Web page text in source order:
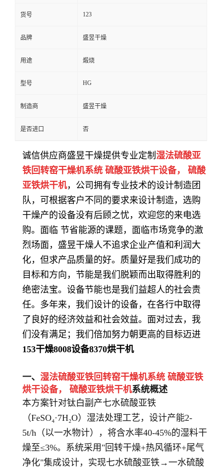
货号 123
品牌 盛昱干燥
用途 煅烧
型号 HG
制造商 盛昱干燥
是否进口 否
诚信供应商盛昱干燥提供专业定制 湿法硫酸亚
铁回转窑干燥机系统 硫酸亚铁烘干设备，
硫酸
亚铁烘干机，公司拥有专业技术的设计制造团
队，可根据客户不同的要求来设计制造，选购
干燥产的设备没有后顾之忧，欢迎您的来电选
购。面临 节省能源的课题，面临市场竞争的激
烈场面， 盛昱干燥人不追求企业产值和利润大
化，但求产品质量的好。质量好是我们成功的
目标和方向，节能是我们脱颖而出取得胜利的
绝密法宝。设备节能也是我们益超人的社会责
任。多年来，我们设计的设备，在各行中取得
了良好的经济效益和社会效益。面对过去，我
们没有满足；我们倍加努力朝更高的目标迈进
153干燥8008设备8370烘干机
一、 湿法硫酸亚铁回转窑干燥机系统 硫酸亚铁
烘干设备，
硫酸亚铁烘干机系统概述
本方案针对钛白副产七水硫酸亚铁
（FeSO₄·7H₂O）湿法处理工艺，设计产能2-
5t/h（以一水物计），将含水率40-45%的湿料干
燥至≤3%。系统采用"回转干燥+热风循环+尾气
净化"集成设计，实现七水硫酸亚铁→一水硫酸